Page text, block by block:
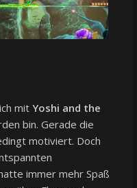
mitYoshi and the
bin. Gerade die
motiviert. Doch
immer mehr Spaß